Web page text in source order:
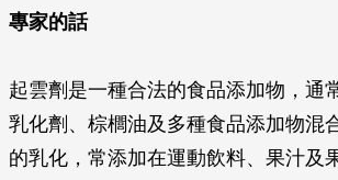
專家的話
起雲劑是一種合法的食品添加物，通
乳化劑、棕櫚油及多種食品添加物混
的乳化，常添加在運動飲料、果汁及